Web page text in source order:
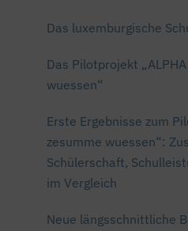
Das luxemburgische
Das Pilotprojekt
wuessen“
Erste Ergebnisse zum
zesumme wuessen“:
Schülerschaft,
im Vergleich
Neue längsschnittliche